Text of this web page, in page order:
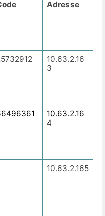
Adresse
10.63.2.16
3
10.63.2.16
4
10.63.2.165